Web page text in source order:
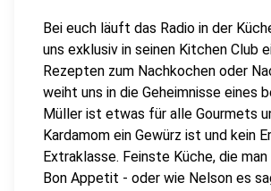
Bei euch läuft das Radio in der
uns exklusiv in seinen Kitchen
Rezepten zum Nachkochen oder
weiht uns in die Geheimnisse eines
Müller ist etwas für alle Gourmets
Kardamom ein Gewürz ist und kein
Extraklasse. Feinste Küche, die
Bon Appetit - oder wie Nelson es